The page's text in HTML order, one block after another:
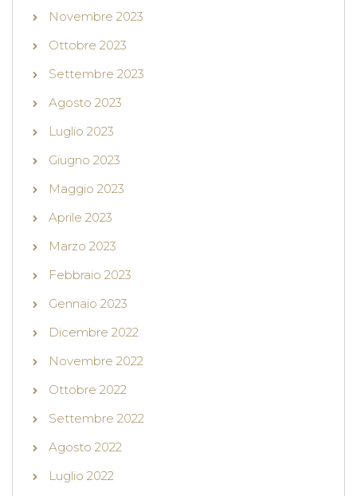
Novembre 2023
Ottobre 2023
Settembre 2023
Agosto 2023
Luglio 2023
Giugno 2023
Maggio 2023
Aprile 2023
Marzo 2023
Febbraio 2023
Gennaio 2023
Dicembre 2022
Novembre 2022
Ottobre 2022
Settembre 2022
Agosto 2022
Luglio 2022